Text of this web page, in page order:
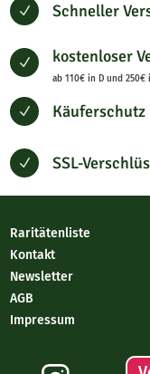
N Schneller
N kostenloser
ab 110€ in D und 250€
N Käuferschutz
N SSL-
Raritätenliste
Kontakt
Newsletter
AGB
Impressum